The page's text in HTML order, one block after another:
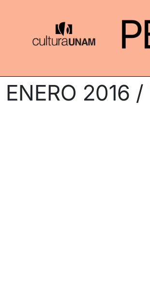
ENERO 2016 /